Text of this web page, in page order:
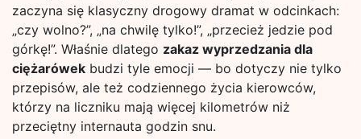
zaczyna się klasyczny drogowy dramat w odcinkach:
„czy wolno?”, „na chwilę tylko!”, „przecież jedzie pod
górkę!”. Właśnie dlatego zakaz wyprzedzania dla
ciężarówek budzi tyle emocji — bo dotyczy nie tylko
przepisów, ale też codziennego życia kierowców,
którzy na liczniku mają więcej kilometrów niż
przeciętny internauta godzin snu.